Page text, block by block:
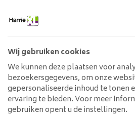
Wij gebruiken cookies
We kunnen deze plaatsen voor
bezoekersgegevens, om onze
gepersonaliseerde inhoud te tonen
ervaring te bieden. Voor meer
gebruiken opent u de instellingen.